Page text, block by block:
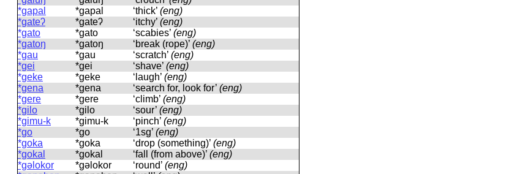
*ɡapal
*ɡapal ‘thick’ (eng)
*ɡateʔ
*ɡateʔ ‘itchy’ (eng)
*ɡato
*ɡato ‘scabies’ (eng)
*ɡatoŋ
*ɡatoŋ ‘break (rope)’ (eng)
*ɡau
*ɡau ‘scratch’ (eng)
*ɡei
*ɡei ‘shave’ (eng)
*ɡeke
*ɡeke ‘laugh’ (eng)
*ɡena
*ɡena ‘search for, look for’ (eng)
*ɡere
*ɡere ‘climb’ (eng)
*ɡilo
*ɡilo ‘sour’ (eng)
*ɡimu-k
*ɡimu-k ‘pinch’ (eng)
*ɡo
*ɡo ‘1sg’ (eng)
*ɡoka
*ɡoka ‘drop (something)’ (eng)
*ɡokal
*ɡokal ‘fall (from above)’ (eng)
*ɡəlokor
*ɡəlokor ‘round’ (eng)